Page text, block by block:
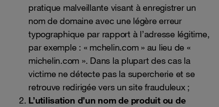
pratique malveillante visant à enregistrer un
nom de domaine avec une légère erreur
typographique par rapport à l’adresse légitime,
par exemple : « mchelin.com » au lieu de «
michelin.com ». Dans la plupart des cas la
victime ne détecte pas la supercherie et se
retrouve redirigée vers un site frauduleux ;
L’utilisation d’un nom de produit ou de